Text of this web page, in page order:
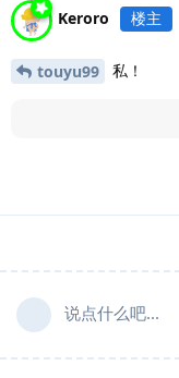
Keroro 楼主
touyu99 私！
说点什么吧...